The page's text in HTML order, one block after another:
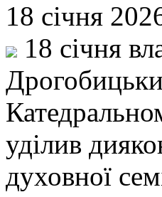
18 січня
18 січня
уділив
духовної